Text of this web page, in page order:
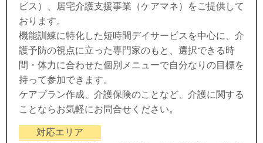
ビス）、居宅介護支援事業（ケアマネ）をご提供して
おります。
機能訓練に特化した短時間デイサービスを中心に、介
護予防の視点に立った専門家のもと、選択できる時
間・体力に合わせた個別メニューで自分なりの目標を
持って参加できます。
ケアプラン作成、介護保険のことなど、介護に関する
ことならお気軽にお問合せください。
対応エリア